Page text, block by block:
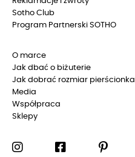
Sotho Club
Program Partnerski SOTHO
O marce
Jak dbać o biżuterie
Jak dobrać rozmiar pierścionka
Media
Współpraca
Sklepy